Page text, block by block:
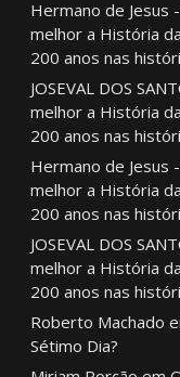
Hermano de Jesus
melhor a História
200 anos nas
JOSEVAL DOS
melhor a História
200 anos nas
Hermano de Jesus
melhor a História
200 anos nas
JOSEVAL DOS
melhor a História
200 anos nas
Roberto Machado
Sétimo Dia?